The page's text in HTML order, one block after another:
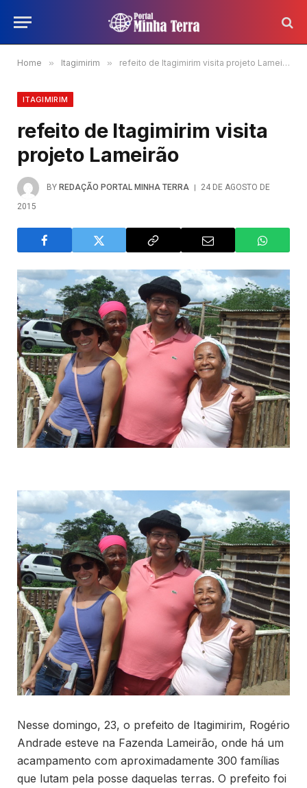
Home » Itagimirim » refeito de Itagimirim visita projeto Lameirão
ITAGIMIRIM
refeito de Itagimirim visita
projeto Lameirão
BY REDAÇÃO PORTAL MINHA TERRA
24 DE AGOSTO DE
2015
Nesse domingo, 23, o prefeito de Itagimirim, Rogério
Andrade esteve na Fazenda Lameirão, onde há um
acampamento com aproximadamente 300 famílias
que lutam pela posse daquelas terras. O prefeito foi